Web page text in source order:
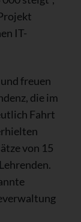
IT-
freuen
die im
Fahrt
von 15